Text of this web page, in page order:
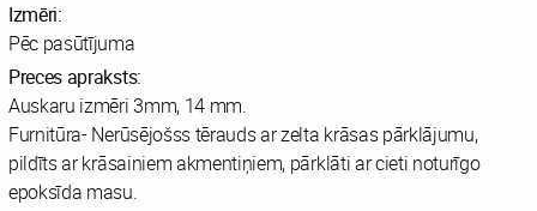
Izmēri:
Pēc pasūtījuma
Preces apraksts:
Auskaru izmēri 3mm, 14 mm.
Furnitūra- Nerūsējošss tērauds ar zelta krāsas pārklājumu,
pildīts ar krāsainiem akmentiņiem, pārklāti ar cieti noturīgo
epoksīda masu.